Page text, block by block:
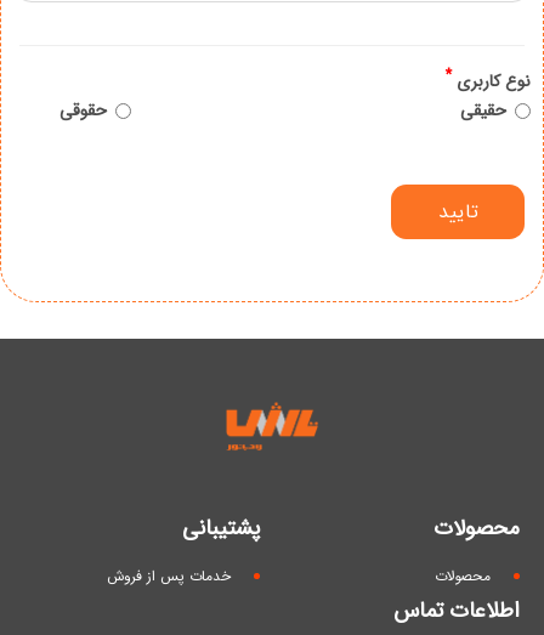
نوع کاربری *
حقیقی حقوقی
تایید
محصولات
محصولات
پشتیبانی
خدمات پس از فروش
اطلاعات تماس